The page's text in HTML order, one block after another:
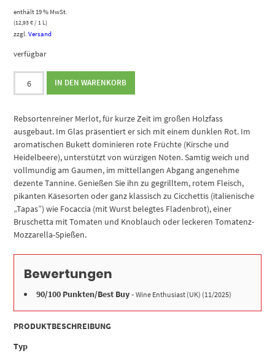
enthält 19 % MwSt.
(12,93€/ 1 L)
zzgl.Versand
verfügbar
Paladin
Drago
Menge
IN DEN WARENKORB
Rebsortenreiner Merlot, für kurze Zeit im großen Holzfass
ausgebaut. Im Glas präsentiert er sich mit einem dunklen Rot. Im
aromatischen Bukett dominieren rote Früchte (Kirsche und
Heidelbeere), unterstützt von würzigen Noten. Samtig weich und
vollmundig am Gaumen, im mittellangen Abgang angenehme
dezente Tannine. Genießen Sie ihn zu gegrilltem, rotem Fleisch,
pikanten Käsesorten oder ganz klassisch zu Cicchettis (italienische
„Tapas”) wie Focaccia (mit Wurst belegtes Fladenbrot), einer
Bruschetta mit Tomaten und Knoblauch oder leckeren Tomatenz-
Mozzarella-Spießen.
Bewertungen
90/100 Punkten/Best Buy-Wine Enthusiast (UK) (11/2025)
PRODUKTBESCHREIBUNG
Typ